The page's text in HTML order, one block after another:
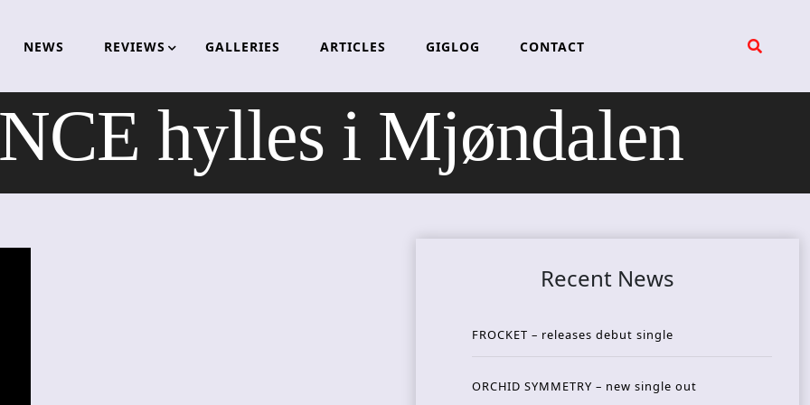
NEWS REVIEWS GALLERIES ARTICLES GIGLOG CONTACT
hylles i Mjøndalen
Recent News
FROCKET – releases debut single
ORCHID SYMMETRY – new single out